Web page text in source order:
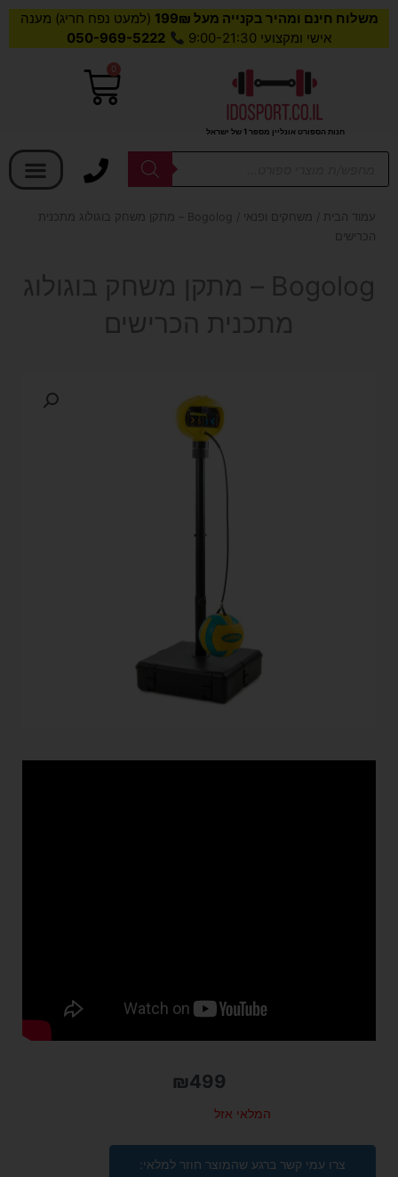
משלוח חינם ומהיר בקנייה מעל 199₪
(למעט נפח חריג) מענה
אישי ומקצועי 9:00-21:30
050-969-5222
חנות הספורט אונליין מספר 1 של ישראל
0
עגלת
Products
עמוד הבית / משחקים ופנאי
/ Bogolog – מתקן משחק בוגולוג מתכנית
הכרישים
Bogolog – מתקן משחק בוגולוג
מתכנית הכרישים
₪499
המלאי אזל
צרו עמי קשר ברגע שהמוצר חוזר למלאי: